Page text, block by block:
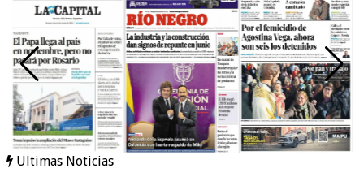
Ultimas Noticias